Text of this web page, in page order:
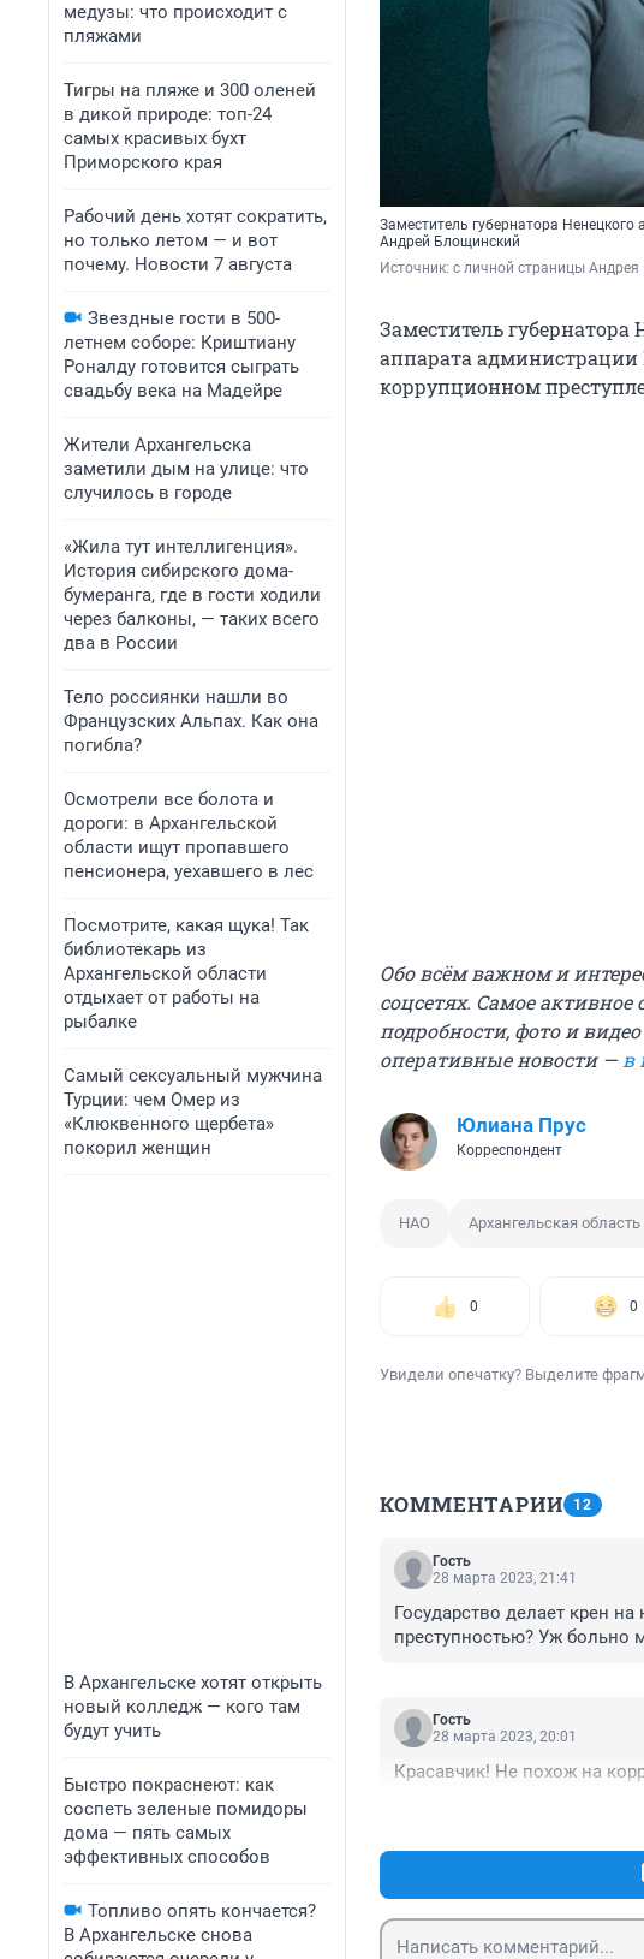
медузы: что происходит с
пляжами
Тигры на пляже и 300 оленей
в дикой природе: топ-24
самых красивых бухт
Приморского края
Рабочий день хотят сократить,
но только летом — и вот
почему. Новости 7 августа
Звездные гости в 500-
летнем соборе: Криштиану
Роналду готовится сыграть
свадьбу века на Мадейре
Жители Архангельска
заметили дым на улице: что
случилось в городе
«Жила тут интеллигенция».
История сибирского дома-
бумеранга, где в гости ходили
через балконы, — таких всего
два в России
Тело россиянки нашли во
Французских Альпах. Как она
погибла?
Осмотрели все болота и
дороги: в Архангельской
области ищут пропавшего
пенсионера, уехавшего в лес
Посмотрите, какая щука! Так
библиотекарь из
Архангельской области
отдыхает от работы на
рыбалке
Самый сексуальный мужчина
Турции: чем Омер из
«Клюквенного щербета»
покорил женщин
В Архангельске хотят открыть
новый колледж — кого там
будут учить
Быстро покраснеют: как
соспеть зеленые помидоры
дома — пять самых
эффективных способов
Топливо опять кончается?
В Архангельске снова
Заместитель губернатора
Андрей Блощинский
Источник: с личной страницы
Заместитель губернатора
аппарата
коррупционном
Обо всём важном и
соцсетях. Самое
подробности, фото и
оперативные новости — в
Юлиана Прус
Корреспондент
НАО Архангельская область
0 0
Увидели опечатку? Выделите
КОММЕНТАРИИ 12
Гость
28 марта 2023, 21:41
Государство делает крен
преступностью? Уж больно
Гость
28 марта 2023, 20:01
Красавчик! Не похож на